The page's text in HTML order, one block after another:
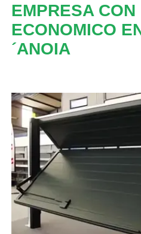
EMPRESA CON
ECONOMICO
´ANOIA